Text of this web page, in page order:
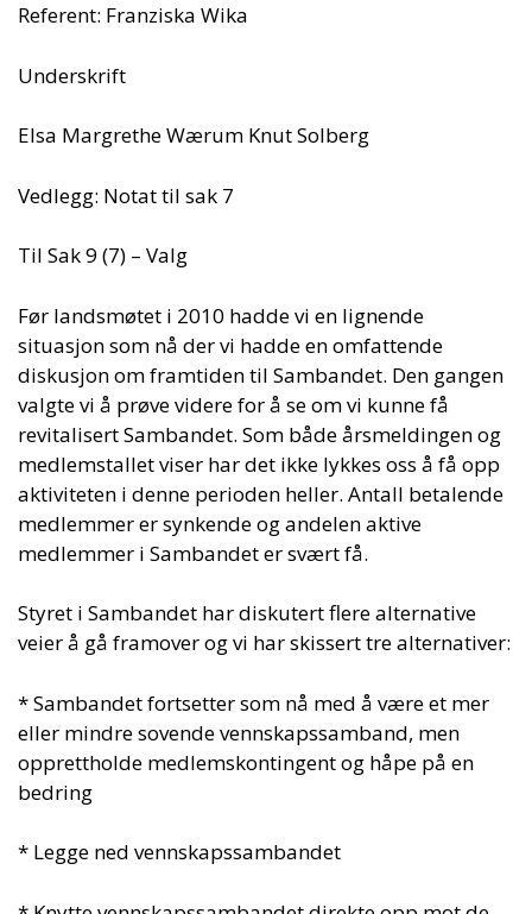
Referent: Franziska Wika
Underskrift
Elsa Margrethe Wærum Knut Solberg
Vedlegg: Notat til sak 7
Til Sak 9 (7) – Valg
Før landsmøtet i 2010 hadde vi en lignende
situasjon som nå der vi hadde en omfattende
diskusjon om framtiden til Sambandet. Den gangen
valgte vi å prøve videre for å se om vi kunne få
revitalisert Sambandet. Som både årsmeldingen og
medlemstallet viser har det ikke lykkes oss å få opp
aktiviteten i denne perioden heller. Antall betalende
medlemmer er synkende og andelen aktive
medlemmer i Sambandet er svært få.
Styret i Sambandet har diskutert flere alternative
veier å gå framover og vi har skissert tre alternativer:
* Sambandet fortsetter som nå med å være et mer
eller mindre sovende vennskapssamband, men
opprettholde medlemskontingent og håpe på en
bedring
* Legge ned vennskapssambandet